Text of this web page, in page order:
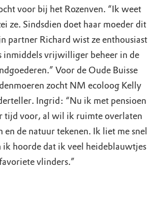
voor bij het Rozenven. “Ik weet
ze. Sindsdien doet haar moeder dit
partner Richard wist ze enthousiast
inmiddels vrijwilliger beheer in de
Voor de Oude Buisse
zocht NM ecoloog Kelly
Ingrid: “Nu ik met pensioen
tijd voor, al wil ik ruimte overlaten
en de natuur tekenen. Ik liet me snel
ik hoorde dat ik veel heideblauwtjes
vlinders.”